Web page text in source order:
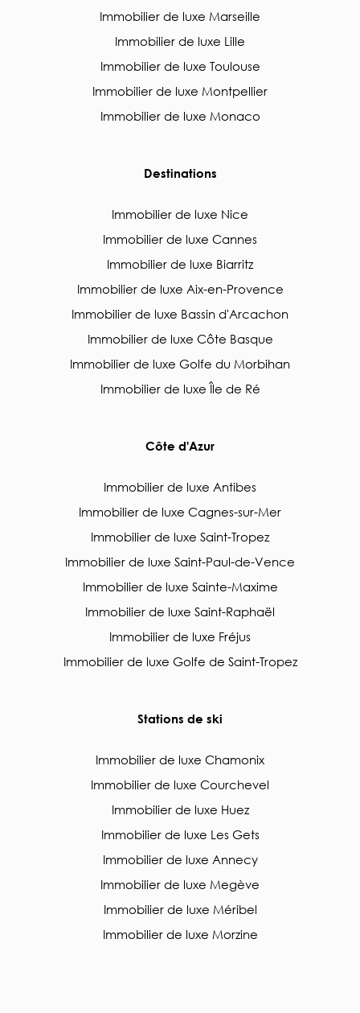
Immobilier de luxe Marseille
Immobilier de luxe Lille
Immobilier de luxe Toulouse
Immobilier de luxe Montpellier
Immobilier de luxe Monaco
Destinations
Immobilier de luxe Nice
Immobilier de luxe Cannes
Immobilier de luxe Biarritz
Immobilier de luxe Aix-en-Provence
Immobilier de luxe Bassin d'Arcachon
Immobilier de luxe Côte Basque
Immobilier de luxe Golfe du Morbihan
Immobilier de luxe Île de Ré
Côte d'Azur
Immobilier de luxe Antibes
Immobilier de luxe Cagnes-sur-Mer
Immobilier de luxe Saint-Tropez
Immobilier de luxe Saint-Paul-de-Vence
Immobilier de luxe Sainte-Maxime
Immobilier de luxe Saint-Raphaël
Immobilier de luxe Fréjus
Immobilier de luxe Golfe de Saint-Tropez
Stations de ski
Immobilier de luxe Chamonix
Immobilier de luxe Courchevel
Immobilier de luxe Huez
Immobilier de luxe Les Gets
Immobilier de luxe Annecy
Immobilier de luxe Megève
Immobilier de luxe Méribel
Immobilier de luxe Morzine